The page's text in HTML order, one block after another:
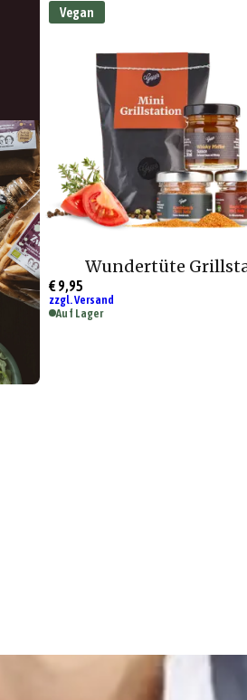
Vegan
Wundertüte
€ 9,95
zzgl. Versand
Auf Lager